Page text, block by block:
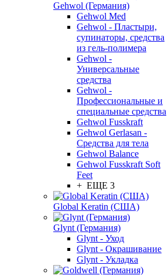
Gehwol (Германия)
Gehwol Med
Gehwol - Пластыри,
супинаторы, средства
из гель-полимера
Gehwol -
Универсальные
средства
Gehwol -
Профессиональные и
специальные средства
Gehwol Fusskraft
Gehwol Gerlasan -
Средства для тела
Gehwol Balance
Gehwol Fusskraft Soft
Feet
+ ЕЩЕ 3
Global Keratin (США)
Glynt (Германия)
Glynt - Уход
Glynt - Окрашивание
Glynt - Укладка